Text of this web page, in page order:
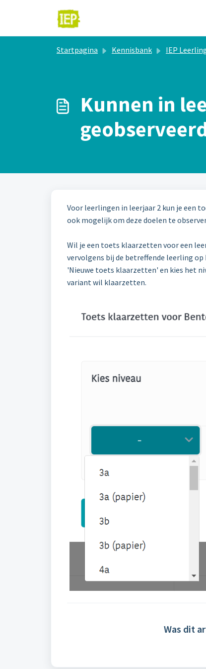
Startpagina Kennisbank IEP
Kunnen in
Voor leerlingen in leerjaar 2 kun je een
ook mogelijk om deze doelen te
Wil je een toets klaarzetten voor een
vervolgens bij de betreffende leerling
'Nieuwe toets klaarzetten' en kies het
variant wil klaarzetten.
Was dit